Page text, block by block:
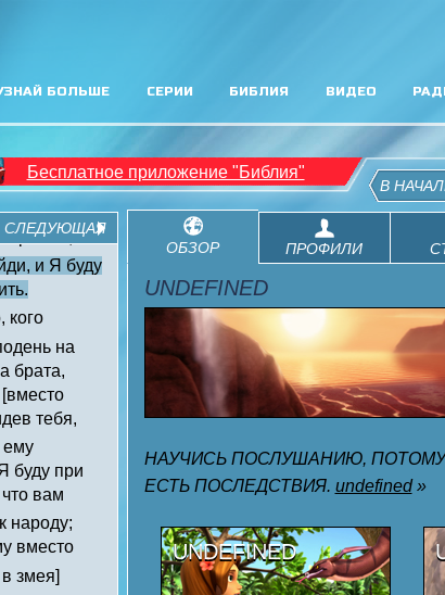
БОЛЬШЕ СЕРИИ БИБЛИЯ ВИДЕО